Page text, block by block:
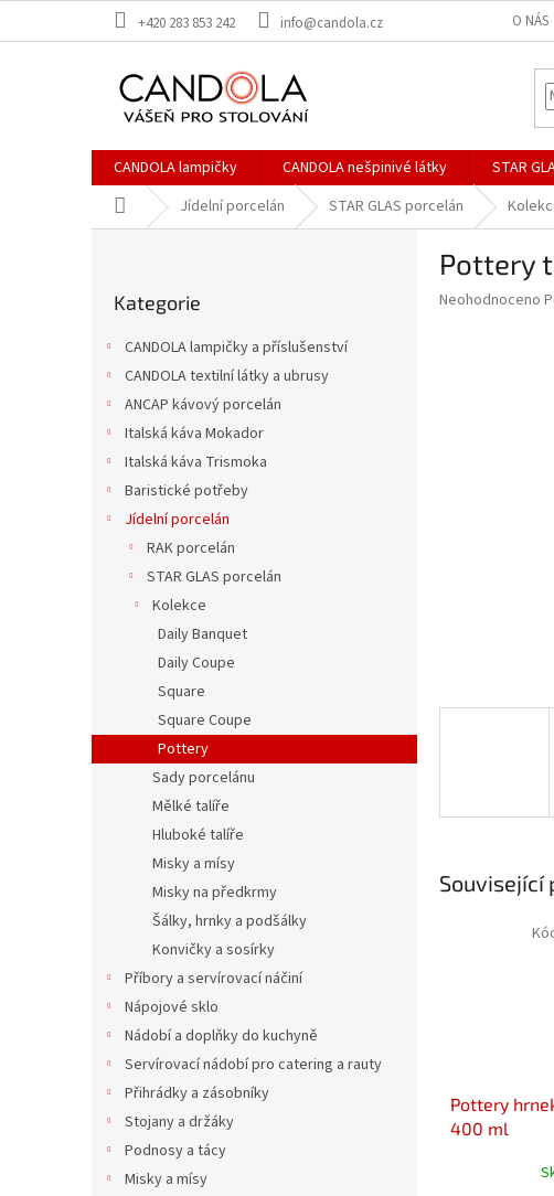
+420 283 853 242 info@candola.cz O NÁS
CANDOLA lampičky CANDOLA nešpinivé látky STAR
Domů Jídelní porcelán STAR GLAS porcelán
kategorie
Kategorie
CANDOLA lampičky a příslušenství
CANDOLA textilní látky a ubrusy
ANCAP kávový porcelán
Italská káva Mokador
Italská káva Trismoka
Baristické potřeby
Jídelní porcelán
RAK porcelán
STAR GLAS porcelán
Kolekce
Daily Banquet
Daily Coupe
Square
Square Coupe
Pottery
Sady porcelánu
Mělké talíře
Hluboké talíře
Misky a mísy
Misky na předkrmy
Šálky, hrnky a podšálky
Konvičky a sosírky
Příbory a servírovací náčiní
Nápojové sklo
Nádobí a doplňky do kuchyně
Servírovací nádobí pro catering a rauty
Přihrádky a zásobníky
Stojany a držáky
Podnosy a tácy
Misky a mísy
Pottery
Průměrné
Neohodnoceno
Související
Pottery
400 ml